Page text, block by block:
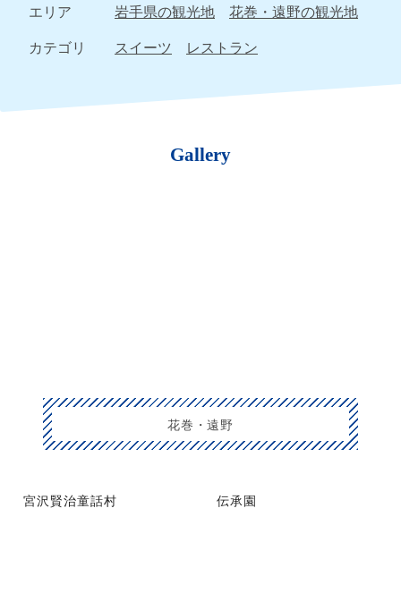
エリア 岩手県の観光地
花巻・遠野の観光地
カテゴリ
スイーツ レストラン
Gallery
花巻・遠野
宮沢賢治童話村 伝承園